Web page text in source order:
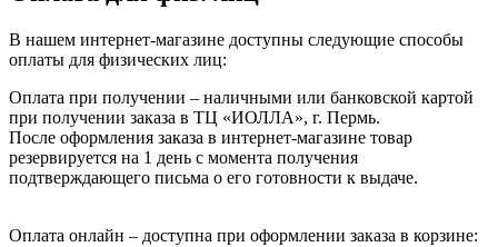
В нашем интернет-магазине доступны следующие способы
оплаты для физических лиц:
Оплата при получении – наличными или банковской картой
при получении заказа в ТЦ «ИОЛЛА», г. Пермь.
После оформления заказа в интернет-магазине товар
резервируется на 1 день с момента получения
подтверждающего письма о его готовности к выдаче.
Оплата онлайн – доступна при оформлении заказа в корзине: